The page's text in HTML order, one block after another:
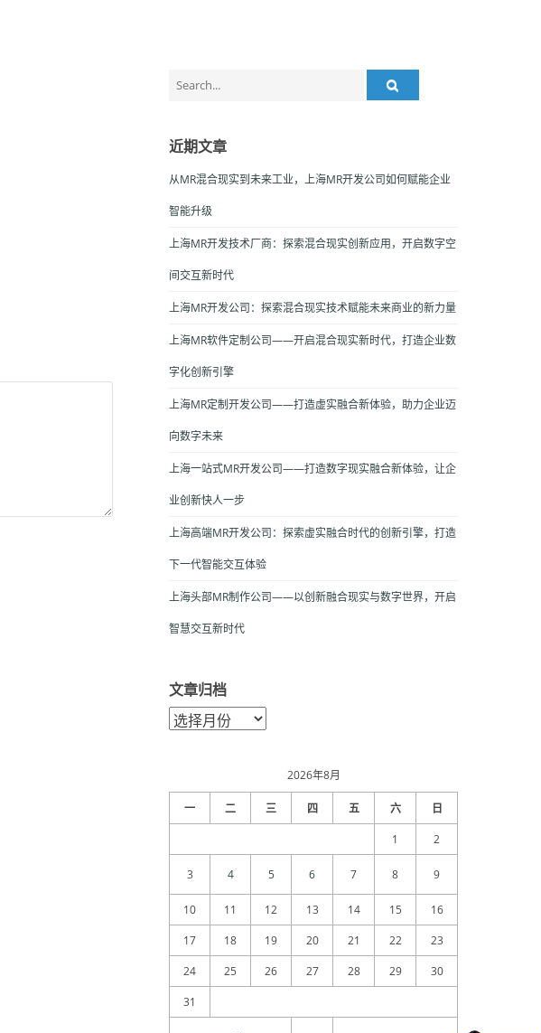
for:
近期文章
从MR混合现实到未来工业，上海MR开发公司如何赋能企业
智能升级
上海MR开发技术厂商：探索混合现实创新应用，开启数字空
间交互新时代
上海MR开发公司：探索混合现实技术赋能未来商业的新力量
上海MR软件定制公司——开启混合现实新时代，打造企业数
字化创新引擎
上海MR定制开发公司——打造虚实融合新体验，助力企业迈
向数字未来
上海一站式MR开发公司——打造数字现实融合新体验，让企
业创新快人一步
上海高端MR开发公司：探索虚实融合时代的创新引擎，打造
下一代智能交互体验
上海头部MR制作公司——以创新融合现实与数字世界，开启
智慧交互新时代
文章归档
文
章
2026年8月
一 二 三 四 五 六 日
1 2
3 4 5 6 7 8 9
10 11 12 13 14 15
16
17
18 19 20 21 22
23
24
25 26 27 28 29
30
31